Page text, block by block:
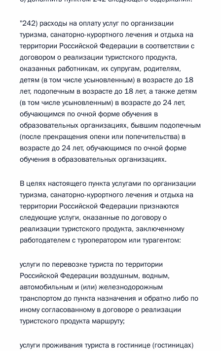
"242) расходы на оплату услуг по организации
туризма, санаторно-курортного лечения и отдыха на
территории Российской Федерации в соответствии с
договором о реализации туристского продукта,
оказанных работникам, их супругам, родителям,
детям (в том числе усыновленным) в возрасте до 18
лет, подопечным в возрасте до 18 лет, а также детям
(в том числе усыновленным) в возрасте до 24 лет,
обучающимся по очной форме обучения в
образовательных организациях, бывшим подопечным
(после прекращения опеки или попечительства) в
возрасте до 24 лет, обучающимся по очной форме
обучения в образовательных организациях.
В целях настоящего пункта услугами по организации
туризма, санаторно-курортного лечения и отдыха на
территории Российской Федерации признаются
следующие услуги, оказанные по договору о
реализации туристского продукта, заключенному
работодателем с туроператором или турагентом:
услуги по перевозке туриста по территории
Российской Федерации воздушным, водным,
автомобильным и (или) железнодорожным
транспортом до пункта назначения и обратно либо по
иному согласованному в договоре о реализации
туристского продукта маршруту;
услуги проживания туриста в гостинице (гостиницах)